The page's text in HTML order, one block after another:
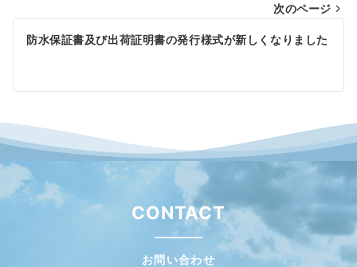
ゲ
ン
次のページ
防水保証書及び出荷証明書の発行様式が新しくなりました
CONTACT
お問い合わせ